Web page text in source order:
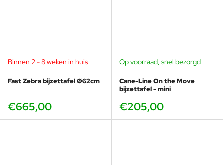
Binnen 2 - 8 weken in huis
Fast Zebra bijzettafel Ø62cm
€665,00
Op voorraad, snel bezorgd
Cane-Line On the Move
bijzettafel - mini
€205,00